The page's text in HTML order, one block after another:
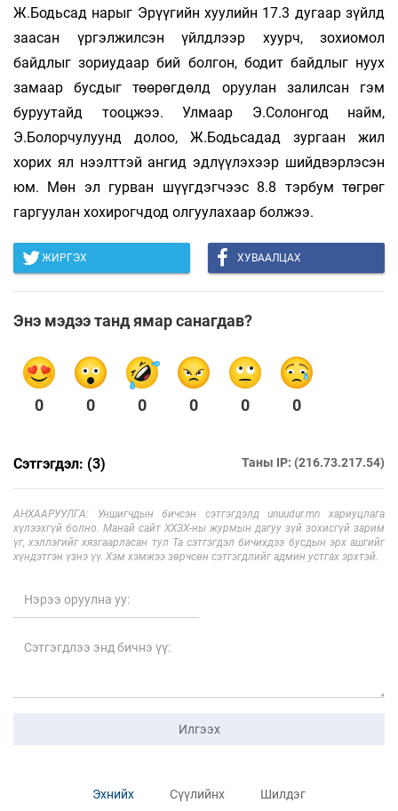
Ж.Бодьсад нарыг Эрүүгийн хуулийн 17.3 дугаар зүйлд
заасан үргэлжилсэн үйлдлээр хуурч, зохиомол
байдлыг зориудаар бий болгон, бодит байдлыг нуух
замаар бусдыг төөрөгдөлд оруулан залилсан гэм
буруутайд тооцжээ. Улмаар Э.Солонгод найм,
Э.Болорчулуунд долоо, Ж.Бодьсадад зургаан жил
хорих ял нээлттэй ангид эдлүүлэхээр шийдвэрлэсэн
юм. Мөн эл гурван шүүгдэгчээс 8.8 тэрбум төгрөг
гаргуулан хохирогчдод олгуулахаар болжээ.
ЖИРГЭХ ХУВААЛЦАХ
Энэ мэдээ танд ямар санагдав?
0 0 0 0 0 0
Сэтгэгдэл: (3) Таны IP: (216.73.217.54)
АНХААРУУЛГА: Уншигчдын бичсэн сэтгэгдэлд unuudur.mn хариуцлага
хүлээхгүй болно. Манай сайт ХХЗХ-ны журмын дагуу зүй зохисгүй зарим
үг, хэллэгийг хязгаарласан тул Та сэтгэгдэл бичихдээ бусдын эрх ашгийг
хүндэтгэн үзнэ үү. Хэм хэмжээ зөрчсөн сэтгэгдлийг админ устгах эрхтэй.
Илгээх
Эхнийх Сүүлийнх Шилдэг